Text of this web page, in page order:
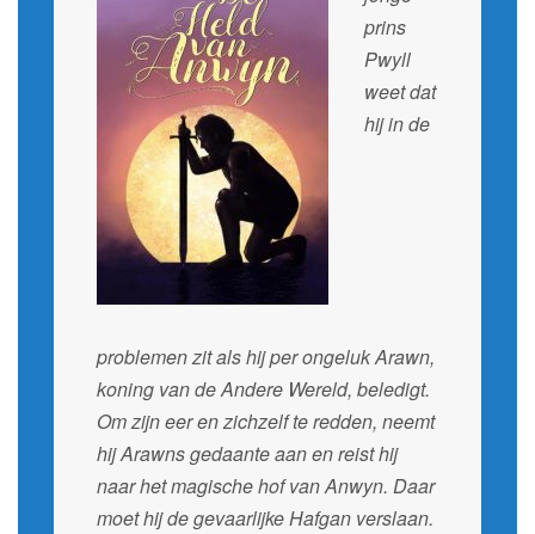
prins
Pwyll
weet dat
hij in de
problemen zit als hij per ongeluk Arawn,
koning van de Andere Wereld, beledigt.
Om zijn eer en zichzelf te redden, neemt
hij Arawns gedaante aan en reist hij
naar het magische hof van Anwyn. Daar
moet hij de gevaarlijke Hafgan verslaan.